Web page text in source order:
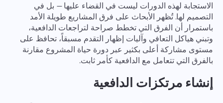
الاستجابة لهذه الدورات ليست في القضاء عليها — بل في
التصميم لها. تُظهر الأبحاث على فرق المشاريع طويلة الأمد
باستمرار أن الفرق التي تخطط صراحة لتراجعات الدافعية،
وتبني هياكل التعافي وآليات إظهار التقدم مسبقاً، تحافظ على
مستوى مشاركة أعلى بكثير عبر دورة حياة المشروع مقارنة
بالفرق التي تتعامل مع الدافعية كأمر ثابت.
إنشاء مرتكزات الدافعية